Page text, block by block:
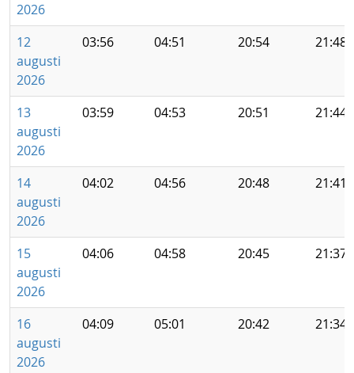
2026
12
augusti
2026
03:56 04:51 20:54 21:48
13
augusti
2026
03:59 04:53 20:51 21:44
14
augusti
2026
04:02 04:56 20:48 21:41
15
augusti
2026
04:06 04:58 20:45 21:37
16
augusti
2026
04:09 05:01 20:42 21:34